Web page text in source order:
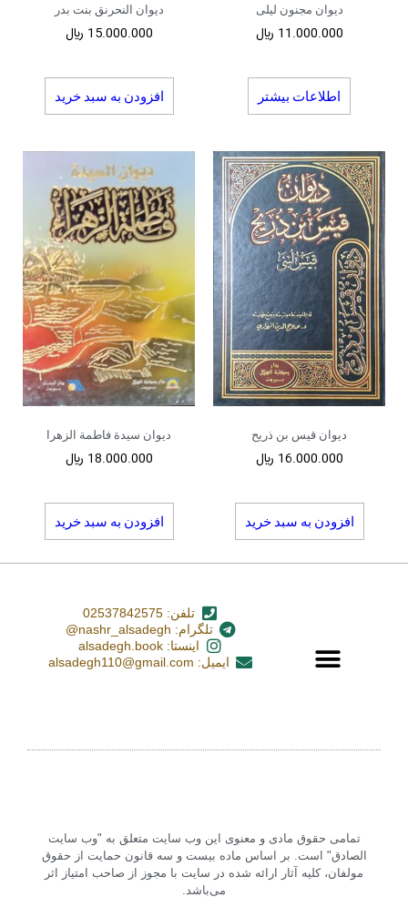
دیوان مجنون لیلی
11.000.000 ﷼
اطلاعات بیشتر
دیوان النحرنق بنت بدر
15.000.000 ﷼
افزودن به سبد خرید
دیوان قیس بن ذریح
16.000.000 ﷼
افزودن به سبد خرید
دیوان سیدة فاطمة الزهرا
18.000.000 ﷼
افزودن به سبد خرید
تلفن: 02537842575
تلگرام: nashr_alsadegh@
اینستا: alsadegh.book
ایمیل: alsadegh110@gmail.com
تمامی حقوق مادی و معنوی این وب سایت متعلق به "وب سایت
الصادق" است. بر اساس ماده بیست و سه قانون حمایت از حقوق
مولفان، کلیه آثار ارائه شده در سایت با مجوز از صاحب امتیاز اثر
می‌باشد.‏